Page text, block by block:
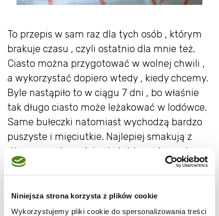
Niniejsza strona korzysta z plików cookie
Wykorzystujemy pliki cookie do spersonalizowania treści
To przepis w sam raz dla tych osób , którym
brakuje czasu , czyli ostatnio dla mnie też.
Ciasto można przygotować w wolnej chwili ,
a wykorzystać dopiero wtedy , kiedy chcemy.
Byle nastąpiło to w ciągu 7 dni , bo właśnie
tak długo ciasto może leżakować w lodówce.
Same bułeczki natomiast wychodzą bardzo
puszyste i mięciutkie. Najlepiej smakują z
dżemem , ale nadają się także na kanapkę z
wędliną , bo nie są zbyt słodkie. Przepis
jednak na połowę , ale gdyby ktoś chciał
zrobić od razu większą porcję , żeby mieć